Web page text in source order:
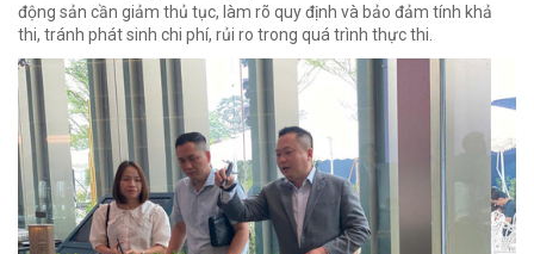
động sản cần giảm thủ tục, làm rõ quy định và bảo đảm tính khả
thi, tránh phát sinh chi phí, rủi ro trong quá trình thực thi.